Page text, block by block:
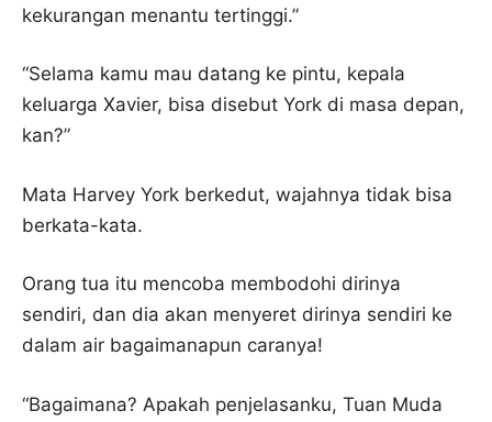
kekurangan menantu tertinggi.”
“Selama kamu mau datang ke pintu, kepala
keluarga Xavier, bisa disebut York di masa depan,
kan?”
Mata Harvey York berkedut, wajahnya tidak bisa
berkata-kata.
Orang tua itu mencoba membodohi dirinya
sendiri, dan dia akan menyeret dirinya sendiri ke
dalam air bagaimanapun caranya!
“Bagaimana? Apakah penjelasanku, Tuan Muda